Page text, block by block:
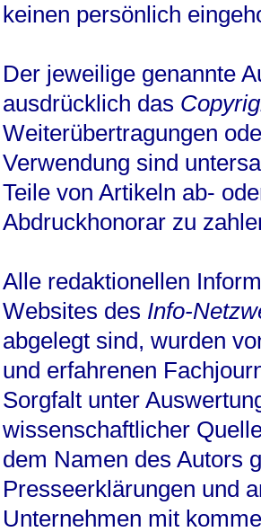
keinen persönlich
Der jeweilige genannte
ausdrücklich das
Weiterübertragungen
Verwendung sind
Teile von Artikeln ab-
Abdruckhonorar zu
Alle redaktionellen
Websites des Info-
abgelegt sind, wurden
und erfahrenen
Sorgfalt unter
wissenschaftlicher
dem Namen des Autors
Presseerklärungen und
Unternehmen mit